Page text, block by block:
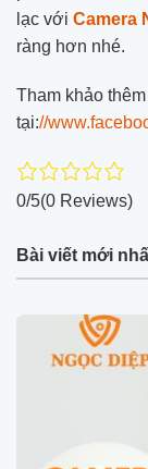
lạc với Camera
ràng hơn nhé.
Tham khảo
tại://
0/5(0 Reviews)
Bài viết mới